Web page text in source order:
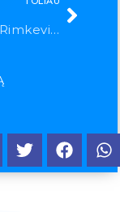
Laimono Rimkevičiaus IĮ